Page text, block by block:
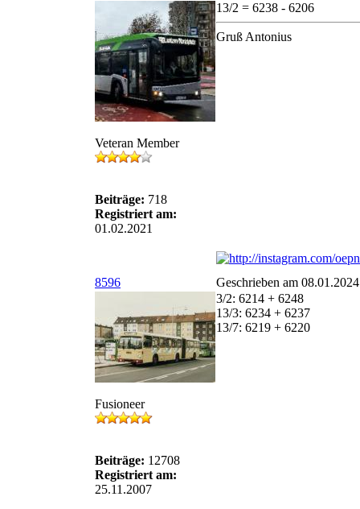
Veteran Member
Beiträge: 718
Registriert am:
01.02.2021
13/2 = 6238 - 6206
Gruß Antonius
8596 Geschrieben am
Fusioneer
Beiträge: 12708
Registriert am:
25.11.2007
3/2: 6214 + 6248
13/3: 6234 + 6237
13/7: 6219 + 6220